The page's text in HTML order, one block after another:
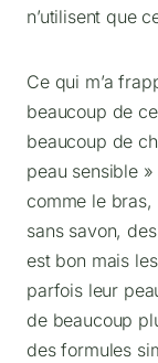
n’utilisent que
Ce qui m’a
beaucoup de
beaucoup de
peau sensible
comme le
sans savon,
est bon mais
parfois leur
de beaucoup
des formules